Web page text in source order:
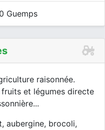
Guemps
raisonnée.
et légumes directe
aubergine, brocoli,